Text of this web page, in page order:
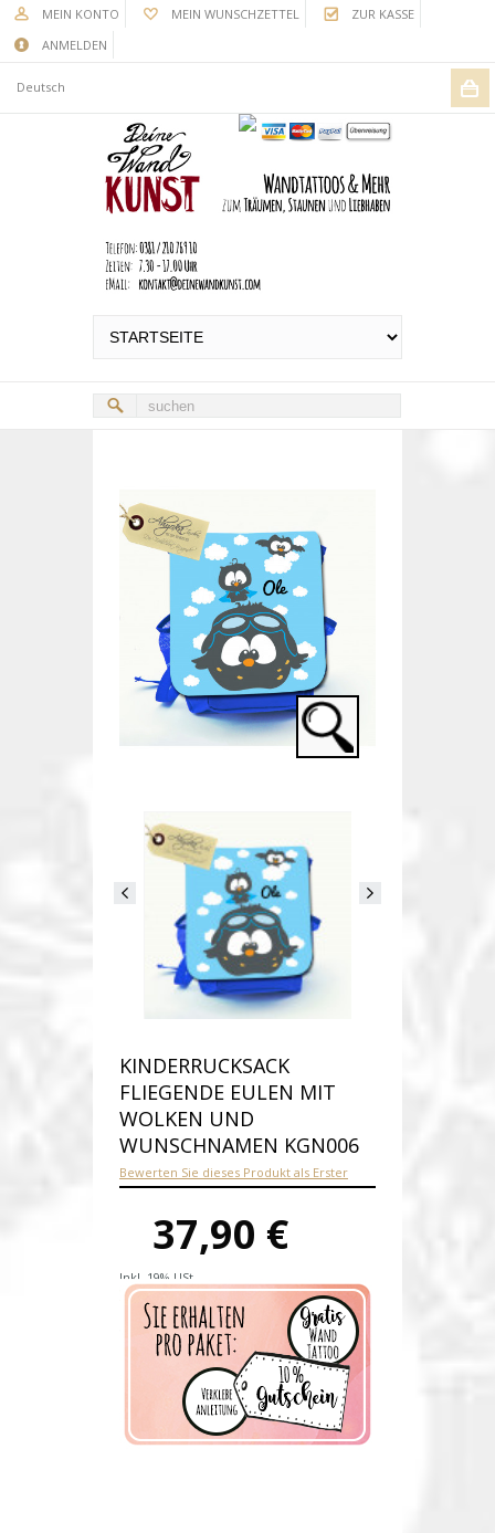
MEIN KONTO MEIN WUNSCHZETTEL
ZUR KASSE
ANMELDEN
Deutsch
KINDERRUCKSACK
FLIEGENDE EULEN MIT
WOLKEN UND
WUNSCHNAMEN KGN006
Bewerten Sie dieses Produkt als Erster
37,90 €
Inkl. 19% USt.
Versandkosten
Produktnummer:kgn006
Verfügbarkeit:Auf Lager
Lieferzeit: 2 - 3 Werktage